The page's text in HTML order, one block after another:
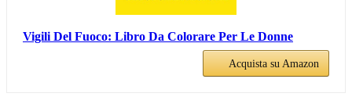
Vigili Del Fuoco: Libro Da Colorare Per Le Donne
Acquista su Amazon